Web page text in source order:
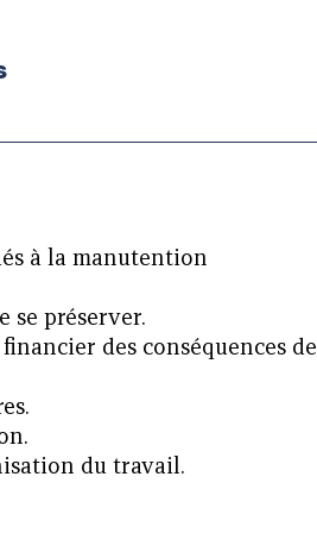
à la manutention
se préserver.
des conséquences de
du travail.